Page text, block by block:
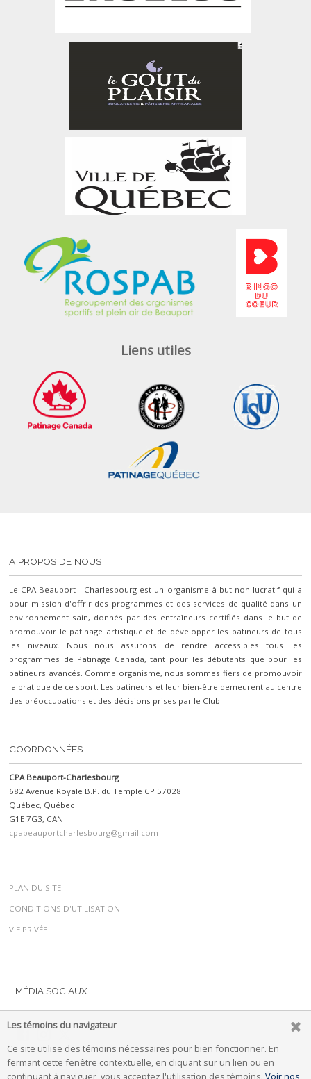
Les témoins du navigateur
Ce site utilise des témoins nécessaires pour bien fonctionner. En
fermant cette fenêtre contextuelle, en cliquant sur un lien ou en
continuant à naviguer, vous acceptez l'utilisation des témoins. Voir nos
Liens utiles
A PROPOS DE NOUS
Le CPA Beauport - Charlesbourg est un organisme à but non lucratif qui a
pour mission d'offrir des programmes et des services de qualité dans un
environnement sain, donnés par des entraîneurs certifiés dans le but de
promouvoir le patinage artistique et de développer les patineurs de tous
les niveaux. Nous nous assurons de rendre accessibles tous les
programmes de Patinage Canada, tant pour les débutants que pour les
patineurs avancés. Comme organisme, nous sommes fiers de promouvoir
la pratique de ce sport. Les patineurs et leur bien-être demeurent au centre
des préoccupations et des décisions prises par le Club.
COORDONNÉES
CPA Beauport-Charlesbourg
682 Avenue Royale B.P. du Temple CP 57028
Québec, Québec
G1E 7G3, CAN
cpabeauportcharlesbourg@gmail.com
PLAN DU SITE
CONDITIONS D'UTILISATION
VIE PRIVÉE
MÉDIA SOCIAUX